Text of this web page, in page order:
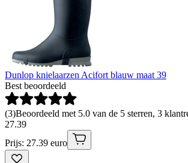
Dunlop knielaarzen Acifort blauw maat 39
Best beoordeeld
(3)Beoordeeld met 5.0 van de 5 sterren, 3
27.39
Prijs: 27.39 euro